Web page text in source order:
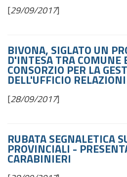
[29/09/2017]
BIVONA, SIGLATO UN
D'INTESA TRA COMUNE
CONSORZIO PER LA
DELL'UFFICIO
[28/09/2017]
RUBATA SEGNALETICA
PROVINCIALI -
CARABINIERI